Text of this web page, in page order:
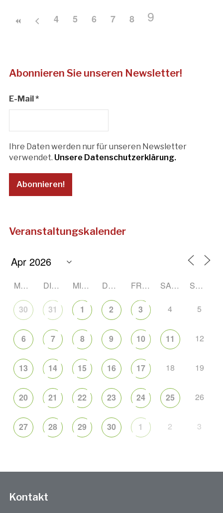
4 5 6 7 8 9
Abonnieren Sie unseren Newsletter!
E-Mail*
Ihre Daten werden nur für unseren Newsletter
verwendet. Unsere Datenschutzerklärung.
Veranstaltungskalender
MONTAG DIENSTAG MITTWOCH DONNERSTAG FREITAG SAMSTAG SONNTAG
30 31 1 2 3 4 5
6 7 8 9 10 11 12
13 14 15 16 17 18 19
20 21 22 23 24 25 26
27 28 29 30 1 2 3
Kontakt